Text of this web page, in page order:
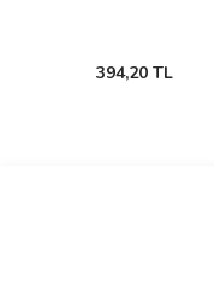
394,20 TL